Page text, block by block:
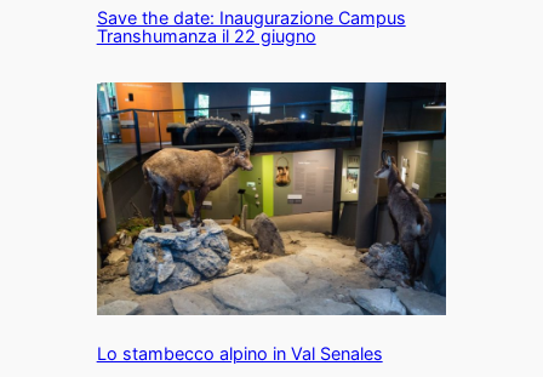
Save the date: Inaugurazione Campus
Transhumanza il 22 giugno
Lo stambecco alpino in Val Senales